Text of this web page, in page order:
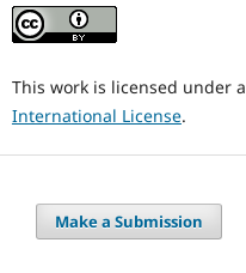
This work is licensed under a
International License.
Make a Submission